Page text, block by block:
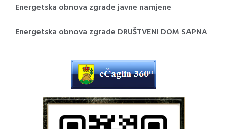
Energetska obnova zgrade javne namjene
Energetska obnova zgrade DRUŠTVENI DOM SAPNA